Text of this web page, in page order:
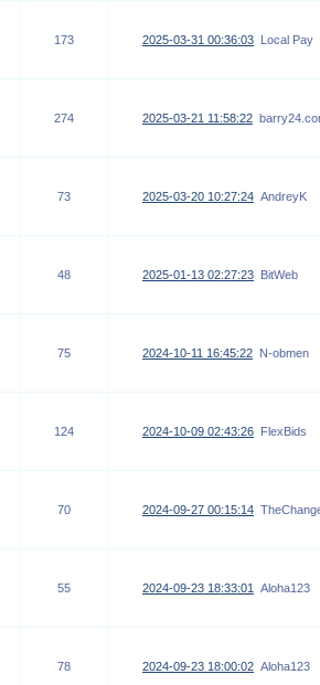
173 2025-03-31 00:36:03 Local Pay
274 2025-03-21 11:58:22
73 2025-03-20 10:27:24 AndreyK
48 2025-01-13 02:27:23 BitWeb
75 2024-10-11 16:45:22 N-obmen
124 2024-10-09 02:43:26 FlexBids
70 2024-09-27 00:15:14
55 2024-09-23 18:33:01 Aloha123
78 2024-09-23 18:00:02 Aloha123